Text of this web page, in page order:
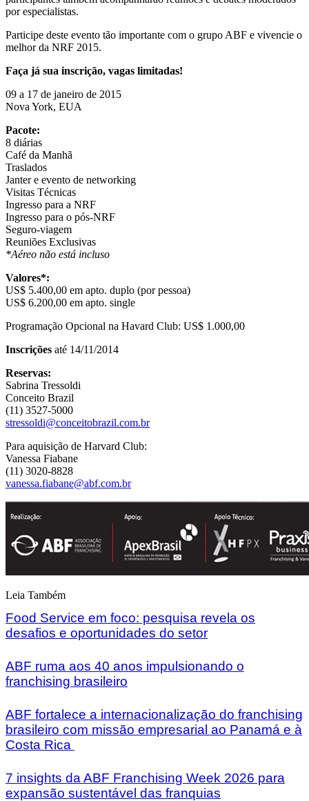
por especialistas.
Participe deste evento tão importante com o grupo ABF e vivencie o
melhor da NRF 2015.
Faça já sua inscrição, vagas limitadas!
09 a 17 de janeiro de 2015
Nova York, EUA
Pacote:
8 diárias
Café da Manhã
Traslados
Janter e evento de networking
Visitas Técnicas
Ingresso para a NRF
Ingresso para o pós-NRF
Seguro-viagem
Reuniões Exclusivas
*Aéreo não está incluso
Valores*:
US$ 5.400,00 em apto. duplo (por pessoa)
US$ 6.200,00 em apto. single
Programação Opcional na Havard Club: US$ 1.000,00
Inscrições até 14/11/2014
Reservas:
Sabrina Tressoldi
Conceito Brazil
(11) 3527-5000
stressoldi@conceitobrazil.com.br
Para aquisição de Harvard Club:
Vanessa Fiabane
(11) 3020-8828
vanessa.fiabane@abf.com.br
Leia Também
Food Service em foco: pesquisa revela os
desafios e oportunidades do setor
ABF ruma aos 40 anos impulsionando o
franchising brasileiro
ABF fortalece a internacionalização do franchising
brasileiro com missão empresarial ao Panamá e à
Costa Rica
7 insights da ABF Franchising Week 2026 para
expansão sustentável das franquias